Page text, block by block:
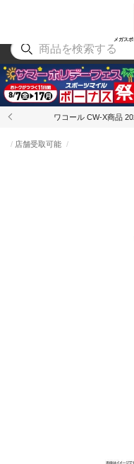
メガス
アウト
ワコール CW-X商品
店舗受取可能